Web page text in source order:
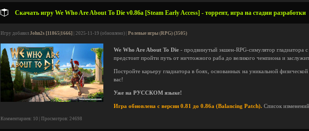
Скачать игру We Who Are About To Die v0.86a [Steam Early Access] - торрент, игра на стадии разработки
Игру добавил John2s [11865|1666] | 2025-11-19 (обновлено) | Ролевые игры (RPG) (3505)
We Who Are About To Die - продвинутый экшен-RPG-симулятор гладиатора
предстоит пройти путь от ничтожного раба до великого чемпиона и
Постройте карьеру гладиатора в боях, основанных на уникальной
вас!
Уже на РУССКОМ языке!
Игра обновлена с версии 0.81 до 0.86a (Balancing Patch). Список
Комментариев: 10 | Просмотров: 24698